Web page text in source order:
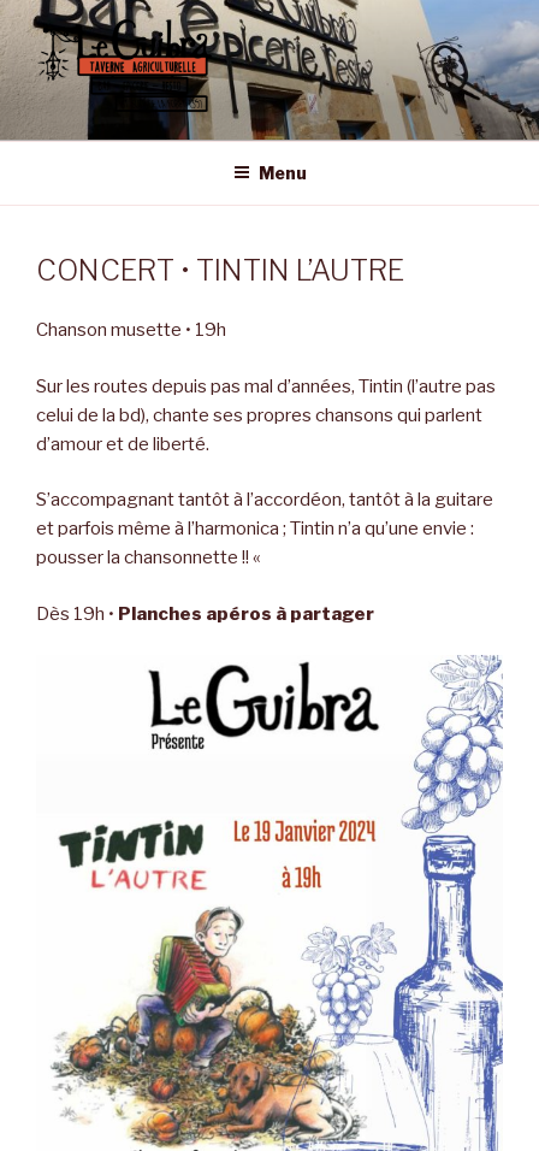
Aller
au
contenu
principal
LE GUIBRA – ST SULPICE LA
Taverne Agriculturelle • Bar – Epicerie – Resto
Menu
CONCERT • TINTIN L’AUTRE
Chanson musette • 19h
Sur les routes depuis pas mal d’années, Tintin (l’autre pas
celui de la bd), chante ses propres chansons qui parlent
d’amour et de liberté.
S’accompagnant tantôt à l’accordéon, tantôt à la guitare
et parfois même à l’harmonica ; Tintin n’a qu’une envie :
pousser la chansonnette !! «
Dès 19h • Planches apéros à partager